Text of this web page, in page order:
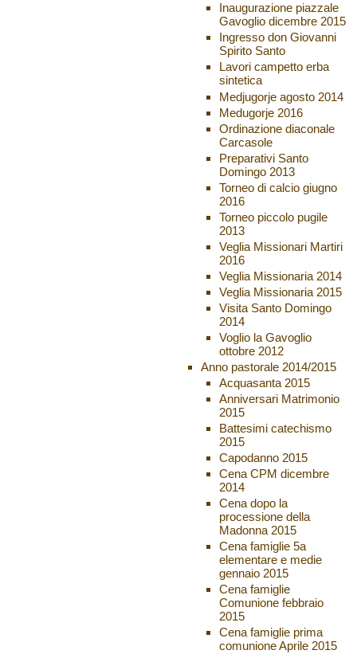
Inaugurazione piazzale
Gavoglio dicembre 2015
Ingresso don Giovanni
Spirito Santo
Lavori campetto erba
sintetica
Medjugorje agosto 2014
Medugorje 2016
Ordinazione diaconale
Carcasole
Preparativi Santo
Domingo 2013
Torneo di calcio giugno
2016
Torneo piccolo pugile
2013
Veglia Missionari Martiri
2016
Veglia Missionaria 2014
Veglia Missionaria 2015
Visita Santo Domingo
2014
Voglio la Gavoglio
ottobre 2012
Anno pastorale 2014/2015
Acquasanta 2015
Anniversari Matrimonio
2015
Battesimi catechismo
2015
Capodanno 2015
Cena CPM dicembre
2014
Cena dopo la
processione della
Madonna 2015
Cena famiglie 5a
elementare e medie
gennaio 2015
Cena famiglie
Comunione febbraio
2015
Cena famiglie prima
comunione Aprile 2015